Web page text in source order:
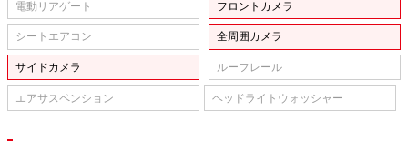
電動リアゲート フロントカメラ
シートエアコン 全周囲カメラ
サイドカメラ ルーフレール
エアサスペンション ヘッドライトウォッシャー